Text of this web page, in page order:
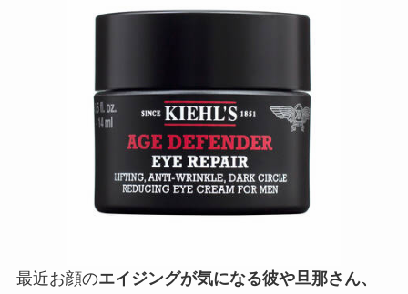
最近お顔のエイジングが気になる彼や旦那さん、